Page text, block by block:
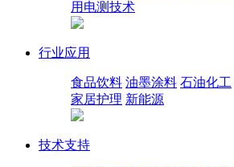
用电测技术
行业应用
食品饮料 油墨涂料 石油化工
家居护理 新能源
技术支持